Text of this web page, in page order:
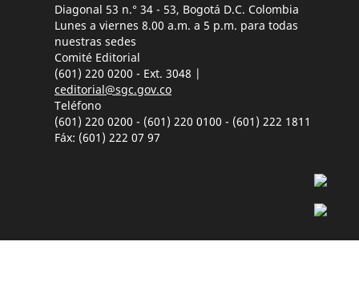
Diagonal 53 n.° 34 - 53, Bogotá D.C. Colombia
Lunes a viernes 8.00 a.m. a 5 p.m. para todas
nuestras sedes
Comité Editorial
(601) 220 0200 - Ext. 3048 |
ceditorial@sgc.gov.co
Teléfono
(601) 220 0200 - (601) 220 0100 - (601) 222 1811
Fáx: (601) 222 07 97